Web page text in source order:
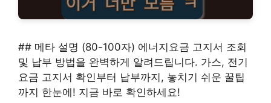
## 메타 설명 (80-100자) 에너지요금 고지서 조회
및 납부 방법을 완벽하게 알려드립니다. 가스, 전기
요금 고지서 확인부터 납부까지, 놓치기 쉬운 꿀팁
까지 한눈에! 지금 바로 확인하세요!